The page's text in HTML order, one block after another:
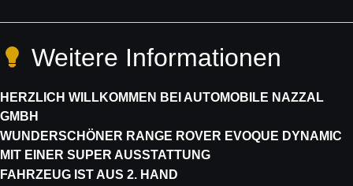
Weitere Informationen
HERZLICH WILLKOMMEN BEI AUTOMOBILE NAZZAL
GMBH
WUNDERSCHÖNER RANGE ROVER EVOQUE DYNAMIC
MIT EINER SUPER AUSSTATTUNG
FAHRZEUG IST AUS 2. HAND